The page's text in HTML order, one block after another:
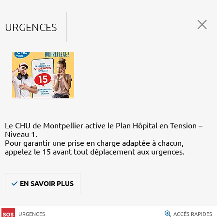
URGENCES
Le CHU de Montpellier active le Plan Hôpital en Tension –
Niveau 1.
Pour garantir une prise en charge adaptée à chacun,
appelez le 15 avant tout déplacement aux urgences.
EN SAVOIR PLUS
URGENCES ACCÈS RAPIDES